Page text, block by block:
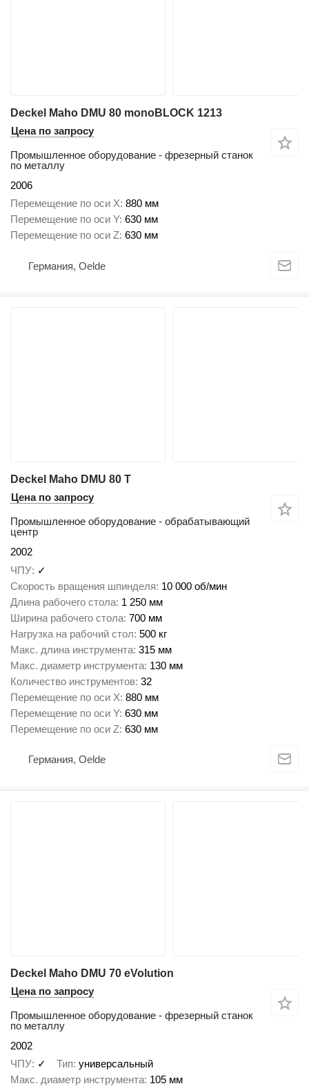
Deckel Maho DMU 80 monoBLOCK 1213
Цена по запросу
Промышленное оборудование - фрезерный станок
по металлу
2006
Перемещение по оси X 880 мм
Перемещение по оси Y 630 мм
Перемещение по оси Z 630 мм
Германия, Oelde
Deckel Maho DMU 80 T
Цена по запросу
Промышленное оборудование - обрабатывающий
центр
2002
ЧПУ ✓
Скорость вращения шпинделя 10 000 об/мин
Длина рабочего стола 1 250 мм
Ширина рабочего стола 700 мм
Нагрузка на рабочий стол 500 кг
Макс. длина инструмента 315 мм
Макс. диаметр инструмента 130 мм
Количество инструментов 32
Перемещение по оси X 880 мм
Перемещение по оси Y 630 мм
Перемещение по оси Z 630 мм
Германия, Oelde
Deckel Maho DMU 70 eVolution
Цена по запросу
Промышленное оборудование - фрезерный станок
по металлу
2002
ЧПУ ✓ Тип универсальный
Макс. диаметр инструмента 105 мм